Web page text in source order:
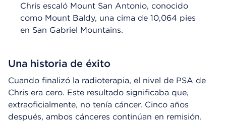
Chris escaló Mount San Antonio, conocido
como Mount Baldy, una cima de 10,064 pies
en San Gabriel Mountains.
Una historia de éxito
Cuando finalizó la radioterapia, el nivel de PSA de
Chris era cero. Este resultado significaba que,
extraoficialmente, no tenía cáncer. Cinco años
después, ambos cánceres continúan en remisión.